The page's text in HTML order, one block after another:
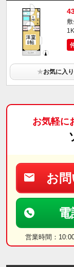
敷
★お気に入
お気軽に
お
営業時間：